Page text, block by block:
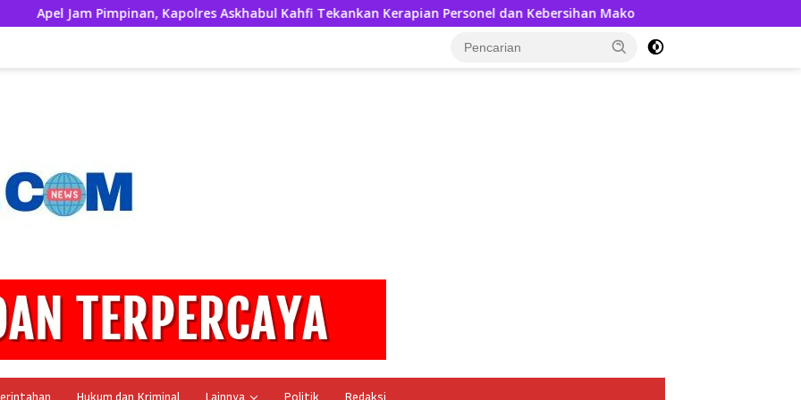
Pimpinan, Kapolres Askhabul Kahfi Tekankan Kerapian Personel dan Kebersihan Mako Kedatangan AKBP
Hukum dan Kriminal Lainnya Politik Redaksi